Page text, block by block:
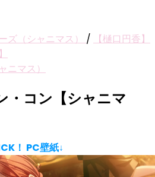
ズ（シャニマス） /
【樋口円香】
ニマス）
・コン【シャニマ
！ PC壁紙↓